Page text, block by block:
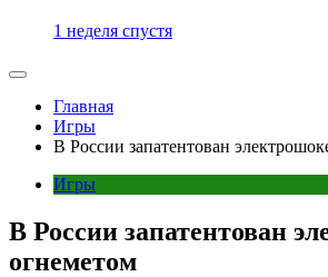
1 неделя спустя
Главная
Игры
В России запатентован
Игры
В России запатентован
огнеметом